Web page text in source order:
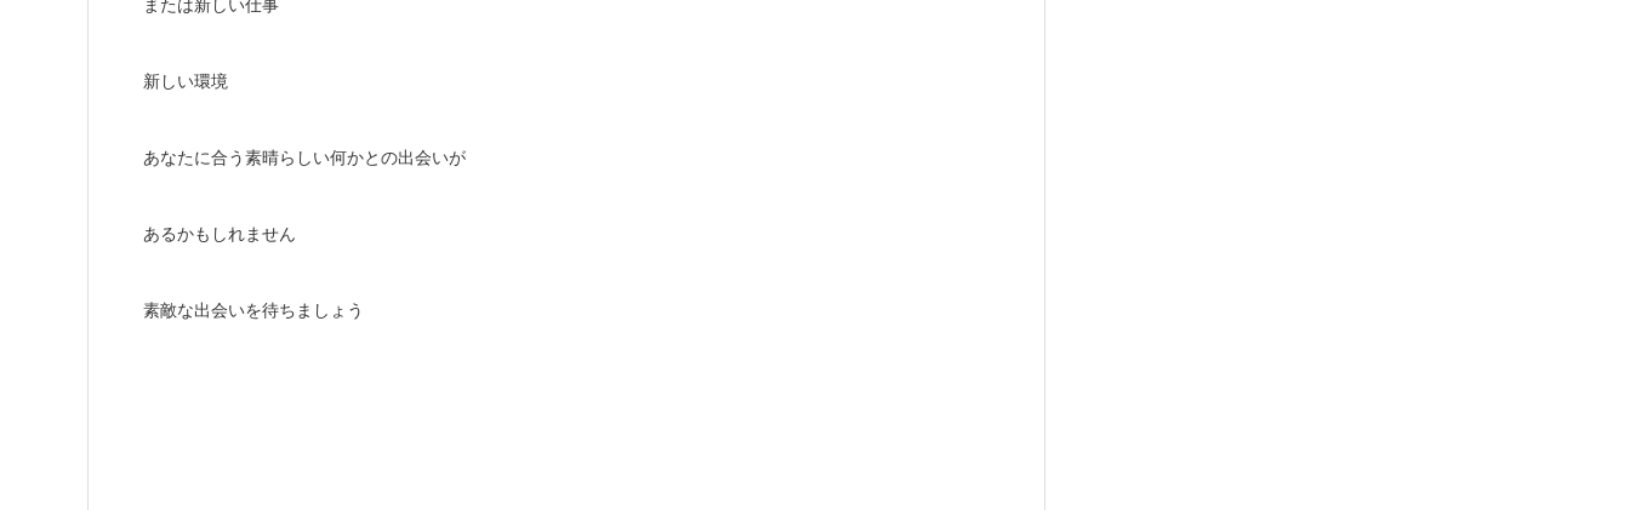
または新しい仕事
新しい環境
あなたに合う素晴らしい何かとの出会いが
あるかもしれません
素敵な出会いを待ちましょう